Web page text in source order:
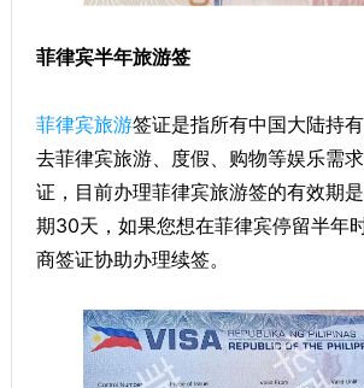
菲律宾半年旅游签
菲律宾旅游签证是指所有中国大陆持
去菲律宾旅游、度假、购物等娱乐需
证，目前办理菲律宾旅游签的有效期
期30天，如果您想在菲律宾停留半年
商签证协助办理续签。